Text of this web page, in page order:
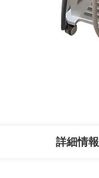
詳細情報